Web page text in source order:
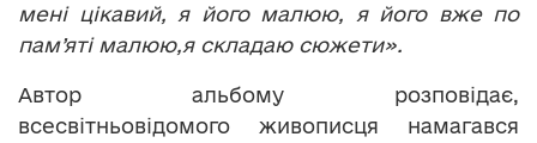
мені цікавий, я його малюю, я його вже по
пам’яті малюю,я складаю сюжети».
Автор альбому розповідає,
всесвітньовідомого живописця намагався